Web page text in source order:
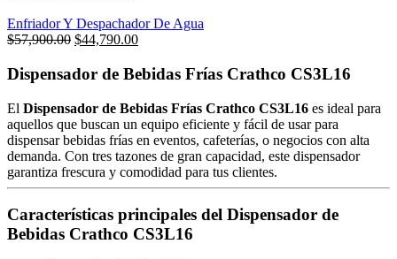
Enfriador Y Despachador De Agua
$57,900.00 Original
was:
$44,790.00Current
is:
Dispensador de Bebidas Frías Crathco CS3L16
El Dispensador de Bebidas Frías Crathco CS3L16 es ideal para
aquellos que buscan un equipo eficiente y fácil de usar para
dispensar bebidas frías en eventos, cafeterías, o negocios con alta
demanda. Con tres tazones de gran capacidad, este dispensador
garantiza frescura y comodidad para tus clientes.
Características principales del Dispensador de
Bebidas Crathco CS3L16